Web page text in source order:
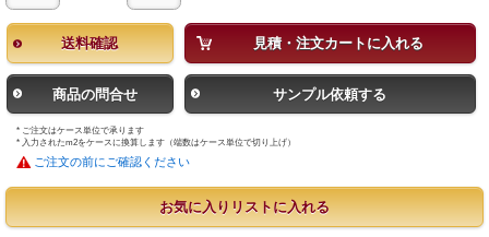
送料確認 見積・注文カートに入れる
商品の問合せ サンプル依頼する
* ご注文はケース単位で承ります
* 入力されたm2をケースに換算します（端数はケース単位で切り上げ）
ご注文の前にご確認ください
お気に入りリストに入れる